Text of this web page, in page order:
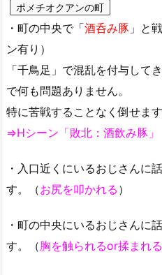
ポメチオクアンの町
・町の中央で「酒呑み豚 」と
ン有り）
「千鳥足」で混乱を付与して
で何も問題ありません。
特に苦戦することなく倒せます
⇒Hシーン「敗北：酒飲み豚」
・入口近くにいるおじさんに
す。（お尻を叩かれる ）
・町の中央にいるおじさんに
す。（胸を触られるor揉まれる